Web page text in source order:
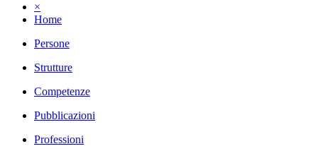
×
Home
Persone
Strutture
Competenze
Pubblicazioni
Professioni